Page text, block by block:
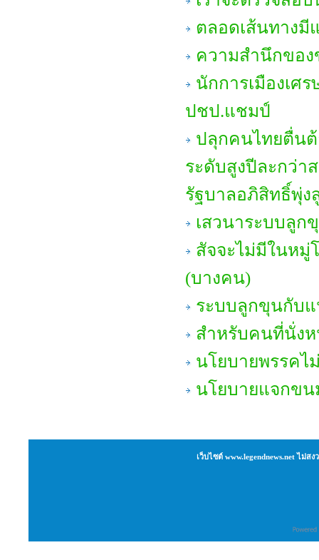
ตลอดเส้นทางมี
ความสำนึกของ
นักการเมืองเศ
ปชป.แชมป์
ปลุกคนไทยตื่นต้
ระดับสูงปีละกว่า
รัฐบาลอภิสิทธิ์พุ่ง
เสวนาระบบลูก
สัจจะไม่มีในหมู่
(บางคน)
ระบบลูกขุนกับ
สำหรับคนที่นั่ง
นโยบายพรรคไ
นโยบายแจกขน
เว็บไซต์ www.legendnews.net ไม่